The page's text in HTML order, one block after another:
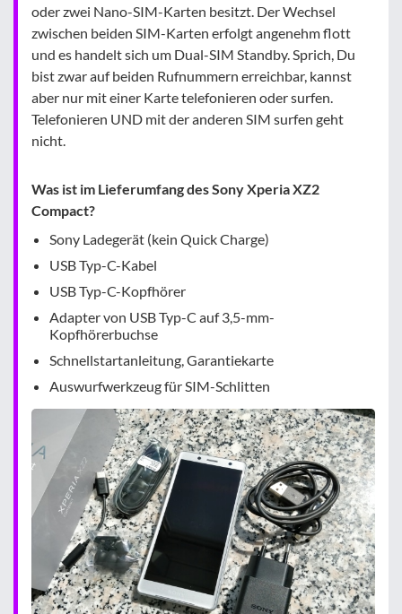
oder zwei Nano-SIM-Karten besitzt. Der Wechsel
zwischen beiden SIM-Karten erfolgt angenehm flott
und es handelt sich um Dual-SIM Standby. Sprich, Du
bist zwar auf beiden Rufnummern erreichbar, kannst
aber nur mit einer Karte telefonieren oder surfen.
Telefonieren UND mit der anderen SIM surfen geht
nicht.
Was ist im Lieferumfang des Sony Xperia XZ2
Compact?
Sony Ladegerät (kein Quick Charge)
USB Typ-C-Kabel
USB Typ-C-Kopfhörer
Adapter von USB Typ-C auf 3,5-mm-
Kopfhörerbuchse
Schnellstartanleitung, Garantiekarte
Auswurfwerkzeug für SIM-Schlitten